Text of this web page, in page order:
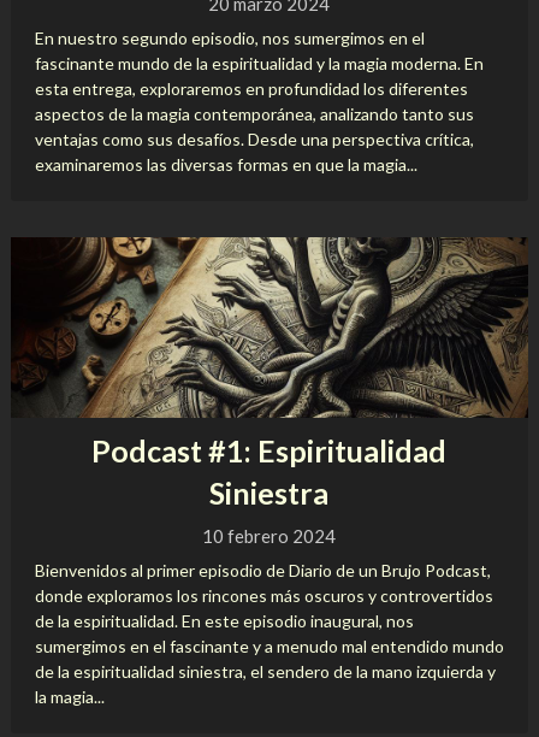
En nuestro segundo episodio, nos sumergimos en el
fascinante mundo de la espiritualidad y la magia moderna. En
esta entrega, exploraremos en profundidad los diferentes
aspectos de la magia contemporánea, analizando tanto sus
ventajas como sus desafíos. Desde una perspectiva crítica,
examinaremos las diversas formas en que la magia...
Podcast #1: Espiritualidad
Siniestra
10 febrero 2024
Bienvenidos al primer episodio de Diario de un Brujo Podcast,
donde exploramos los rincones más oscuros y controvertidos
de la espiritualidad. En este episodio inaugural, nos
sumergimos en el fascinante y a menudo mal entendido mundo
de la espiritualidad siniestra, el sendero de la mano izquierda y
la magia...